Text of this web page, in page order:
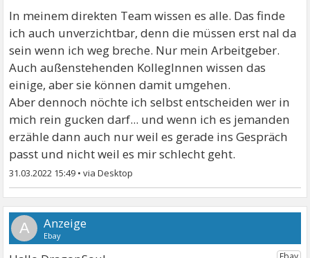
In meinem direkten Team wissen es alle. Das finde
ich auch unverzichtbar, denn die müssen erst nal da
sein wenn ich weg breche. Nur mein Arbeitgeber.
Auch außenstehenden KollegInnen wissen das
einige, aber sie können damit umgehen.
Aber dennoch nöchte ich selbst entscheiden wer in
mich rein gucken darf... und wenn ich es jemanden
erzähle dann auch nur weil es gerade ins Gespräch
passt und nicht weil es mir schlecht geht.
31.03.2022 15:49 •
A